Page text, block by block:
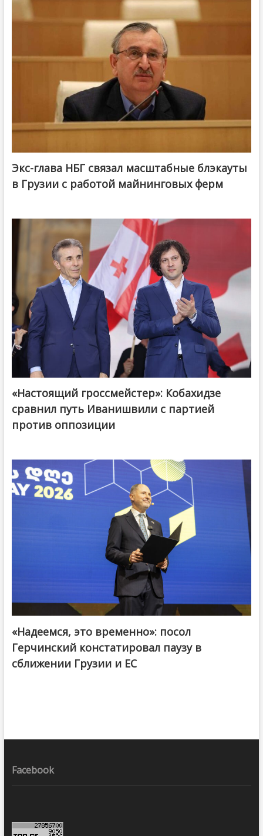
Экс-глава НБГ связал масштабные блэкауты
в Грузии с работой майнинговых ферм
@ქართული ოცნება / Georgian Dream
«Настоящий гроссмейстер»: Кобахидзе
сравнил путь Иванишвили с партией
против оппозиции
«Надеемся, это временно»: посол
Герчинский констатировал паузу в
сближении Грузии и ЕС
Facebook